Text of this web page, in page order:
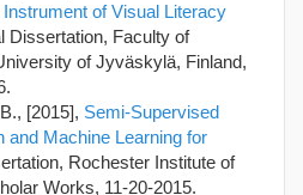
of Visual Literacy
Dissertation, Faculty of
of Jyväskylä, Finland,
[2015], Semi-Supervised
and Machine Learning for
Rochester Institute of
Works, 11-20-2015.